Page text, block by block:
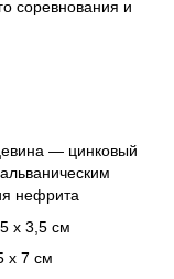
соревнования и
— цинковый
нефрита
x 3,5 см
x 7 см